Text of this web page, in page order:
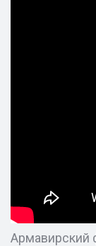
Армавирский